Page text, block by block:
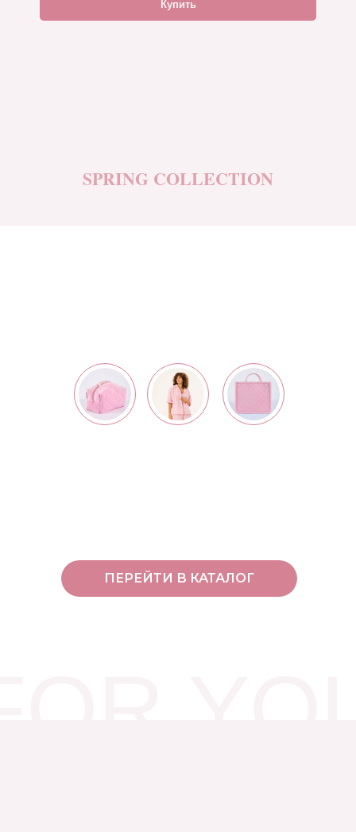
Купить
SPRING COLLECTION
ПЕРЕЙТИ В КАТАЛОГ